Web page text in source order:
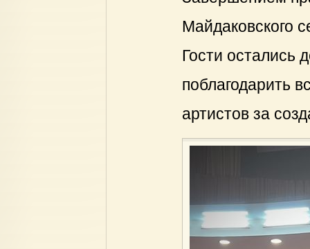
Майдаковского
Гости остались
поблагодарить
артистов за